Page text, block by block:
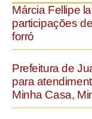
Márcia Fellipe
participações
forró
Prefeitura de
para
Minha Casa,